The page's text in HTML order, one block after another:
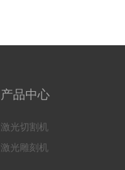
产品中心
激光切割机
激光雕刻机